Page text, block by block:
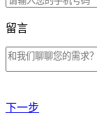
留言
下一步